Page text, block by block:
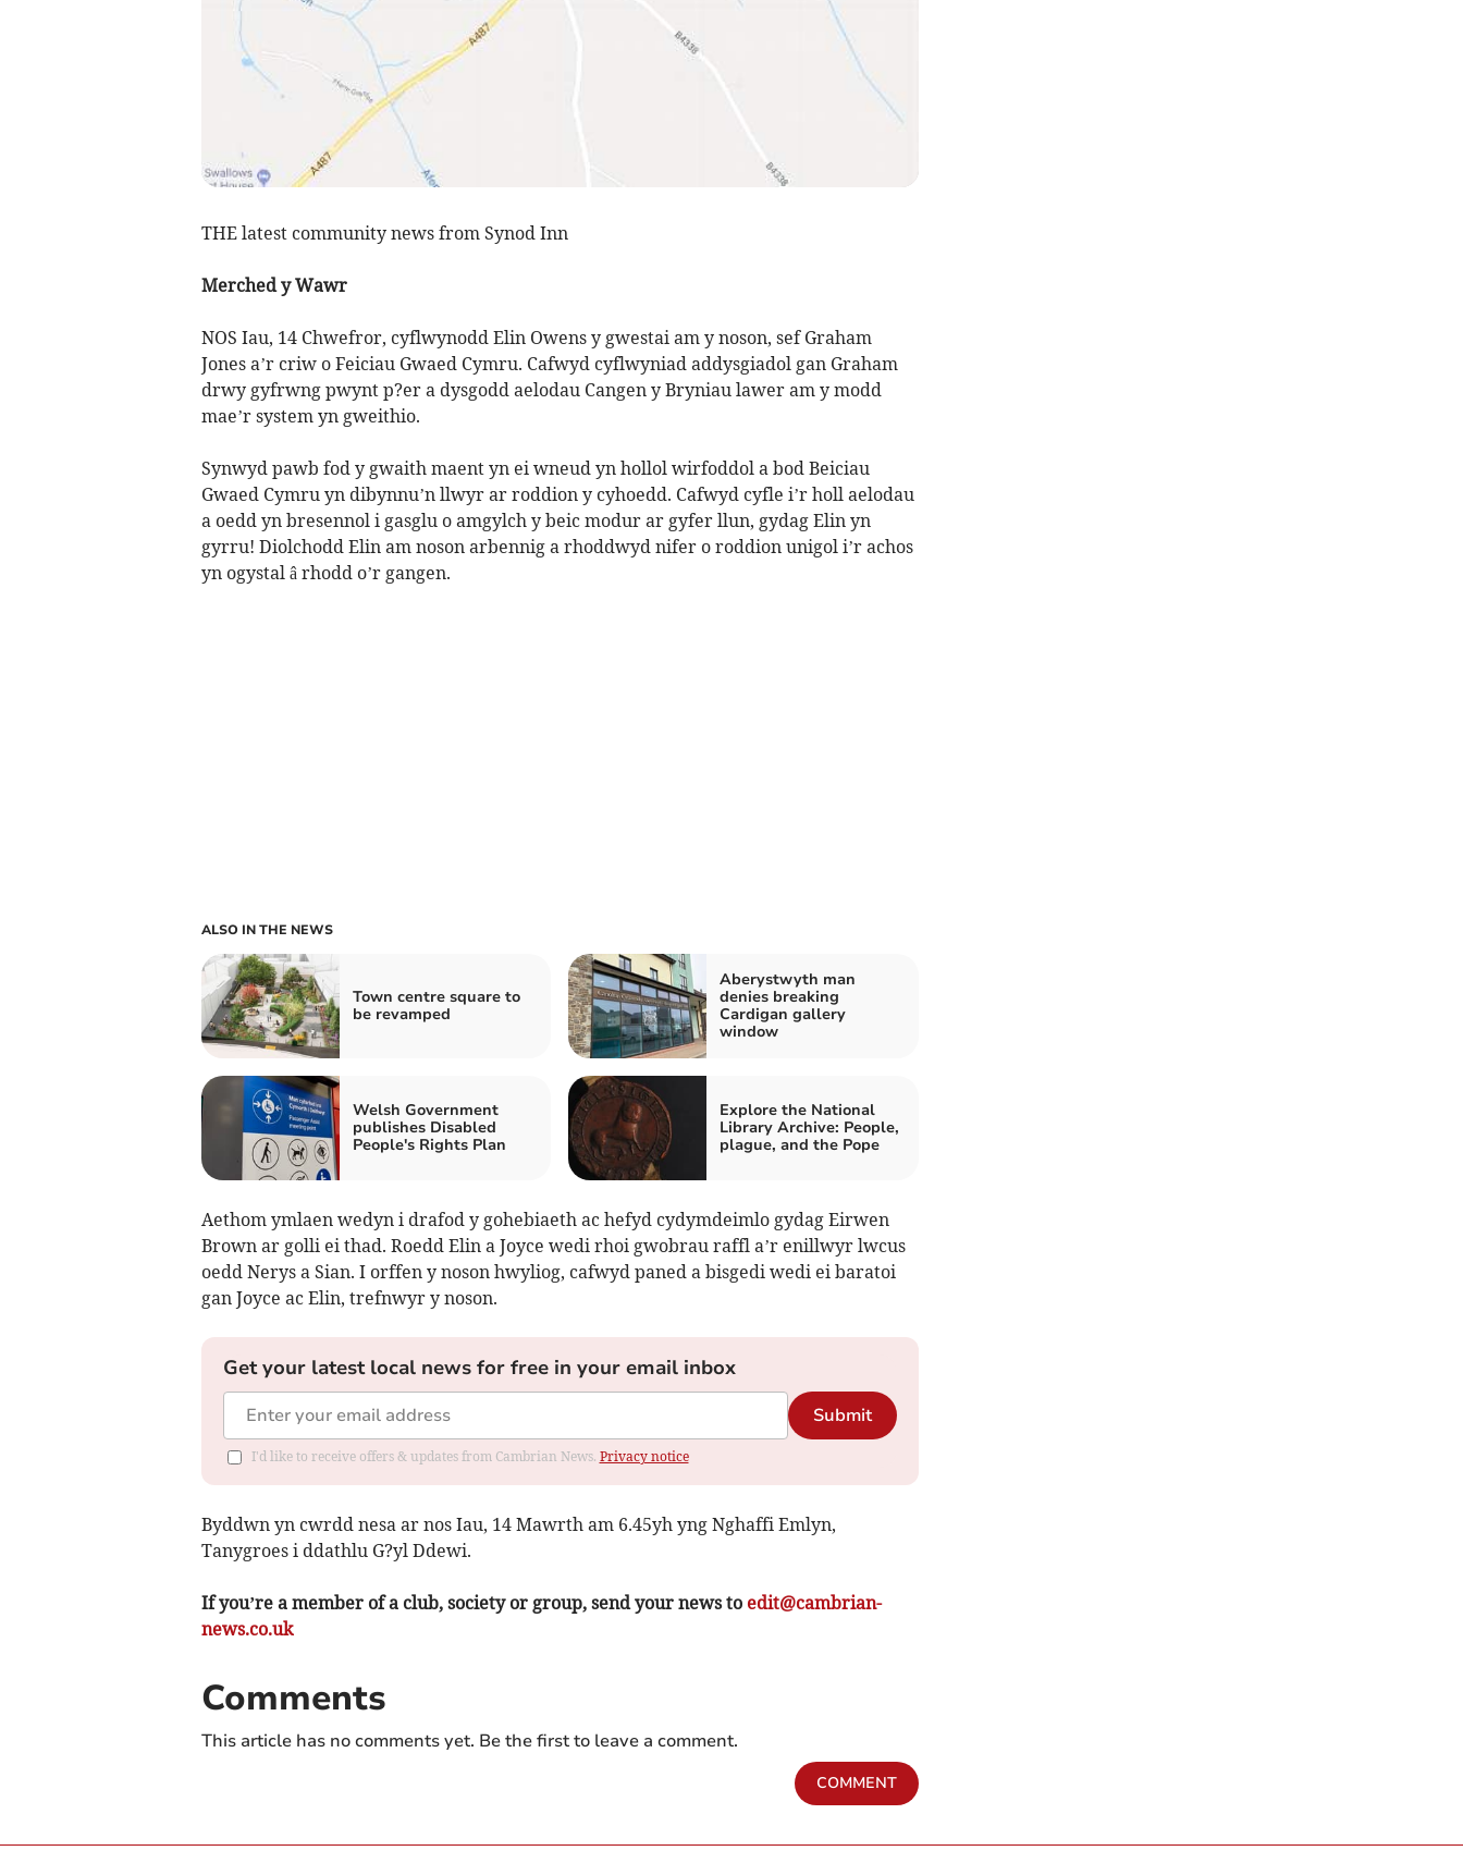
THE latest community news from Synod Inn
Merched y Wawr
NOS Iau, 14 Chwefror, cyflwynodd Elin Owens y gwestai am y noson, sef Graham
Jones a’r criw o Feiciau Gwaed Cymru. Cafwyd cyflwyniad addysgiadol gan Graham
drwy gyfrwng pwynt p?er a dysgodd aelodau Cangen y Bryniau lawer am y modd
mae’r system yn gweithio.
Synwyd pawb fod y gwaith maent yn ei wneud yn hollol wirfoddol a bod Beiciau
Gwaed Cymru yn dibynnu’n llwyr ar roddion y cyhoedd. Cafwyd cyfle i’r holl aelodau
a oedd yn bresennol i gasglu o amgylch y beic modur ar gyfer llun, gydag Elin yn
gyrru! Diolchodd Elin am noson arbennig a rhoddwyd nifer o roddion unigol i’r achos
yn ogystal â rhodd o’r gangen.
ALSO IN THE NEWS
Town centre square to
be revamped
Aberystwyth man
denies breaking
Cardigan gallery
window
Welsh Government
publishes Disabled
People's Rights Plan
Explore the National
Library Archive: People,
plague, and the Pope
Aethom ymlaen wedyn i drafod y gohebiaeth ac hefyd cydymdeimlo gydag Eirwen
Brown ar golli ei thad. Roedd Elin a Joyce wedi rhoi gwobrau raffl a’r enillwyr lwcus
oedd Nerys a Sian. I orffen y noson hwyliog, cafwyd paned a bisgedi wedi ei baratoi
gan Joyce ac Elin, trefnwyr y noson.
Get your latest local news for free in your email inbox
Submit
I'd like to receive offers & updates from Cambrian News. Privacy notice
Byddwn yn cwrdd nesa ar nos Iau, 14 Mawrth am 6.45yh yng Nghaffi Emlyn,
Tanygroes i ddathlu G?yl Ddewi.
If you’re a member of a club, society or group, send your news to edit@cambrian-
news.co.uk
Comments
This article has no comments yet. Be the first to leave a comment.
COMMENT